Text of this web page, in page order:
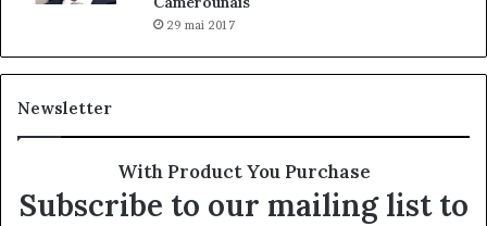
29 mai 2017
Newsletter
With Product You Purchase
Subscribe to our mailing list to